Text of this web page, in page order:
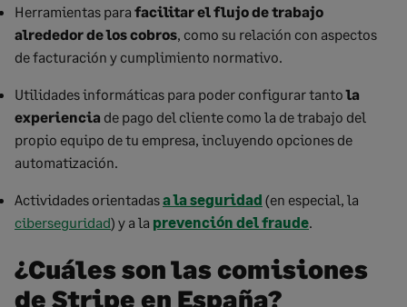
Herramientas para facilitar el flujo de trabajo
alrededor de los cobros , como su relación con aspectos
de facturación y cumplimiento normativo.
Utilidades informáticas para poder configurar tantola
experiencia de pago del cliente como la de trabajo del
propio equipo de tu empresa, incluyendo opciones de
automatización.
Actividades orientadasa la seguridad (en especial, la
ciberseguridad) y a la prevención del fraude
¿Cuáles son las comisiones
de Stripe en España?